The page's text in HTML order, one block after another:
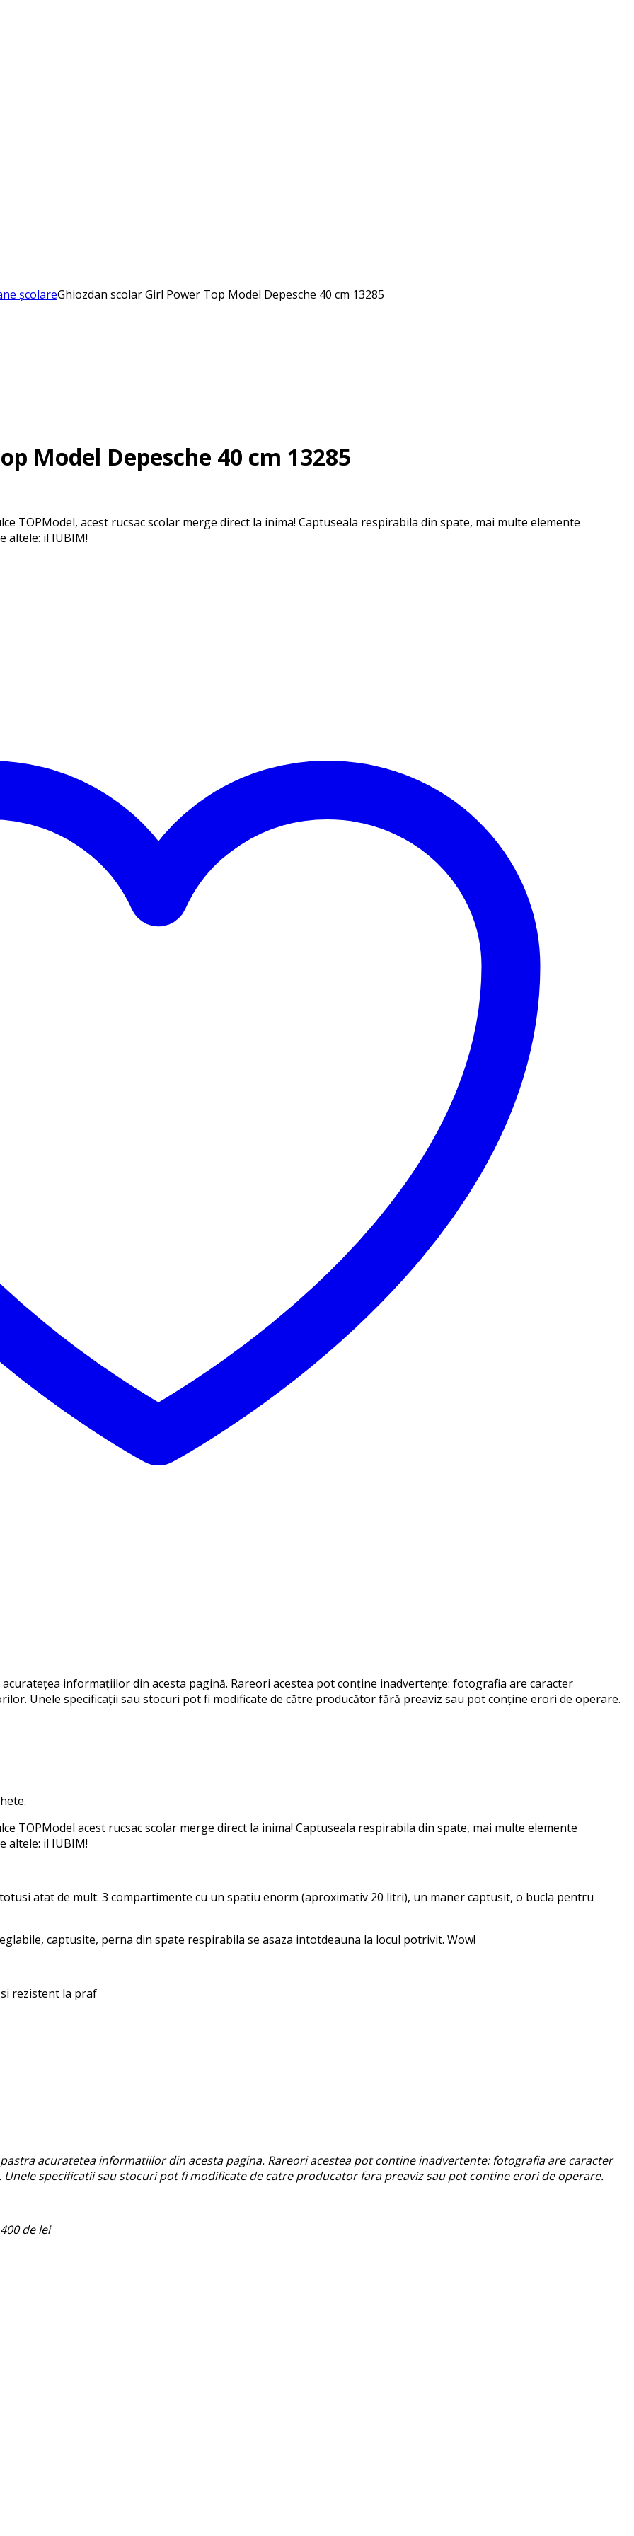
școlareGhiozdan scolar Girl Power Top Model Depesche 40 cm 13285
Model Depesche 40 cm 13285
TOPModel, acest rucsac scolar merge direct la inima! Captuseala respirabila din spate, mai multe elemente
altele: il IUBIM!
informațiilor din acesta pagină. Rareori acestea pot conține inadvertențe: fotografia are caracter
Unele specificații sau stocuri pot fi modificate de către producător fără preaviz sau pot conține erori de operare.
TOPModel acest rucsac scolar merge direct la inima! Captuseala respirabila din spate, mai multe elemente
altele: il IUBIM!
atat de mult: 3 compartimente cu un spatiu enorm (aproximativ 20 litri), un maner captusit, o bucla pentru
captusite, perna din spate respirabila se asaza intotdeauna la locul potrivit. Wow!
rezistent la praf
acuratetea informatiilor din acesta pagina. Rareori acestea pot contine inadvertente: fotografia are caracter
specificatii sau stocuri pot fi modificate de catre producator fara preaviz sau pot contine erori de operare.
de lei